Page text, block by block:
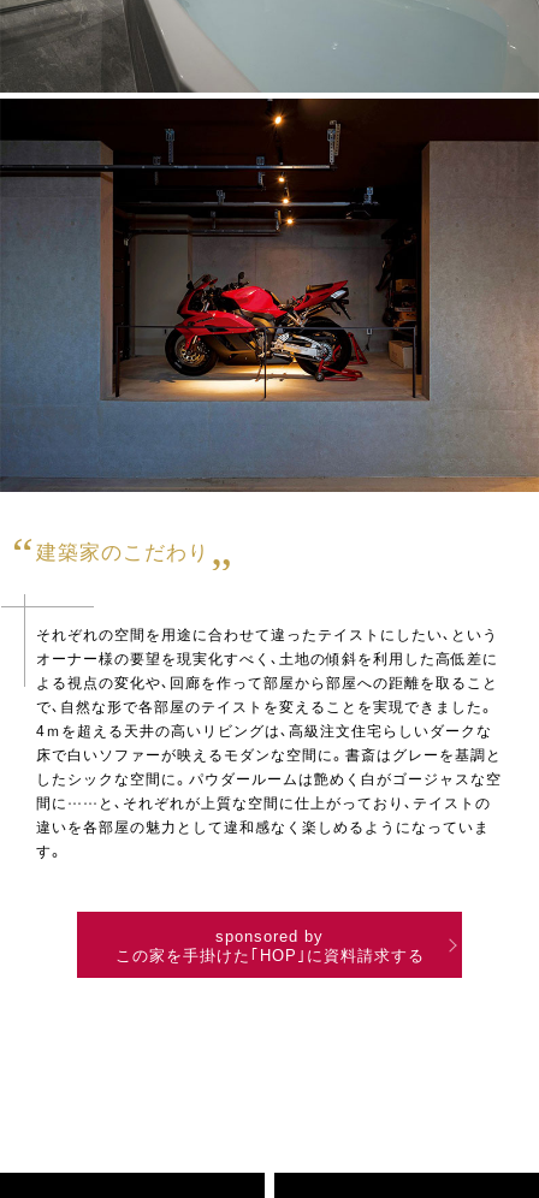
建築家のこだわり
それぞれの空間を用途に合わせて違ったテイストにしたい、という
オーナー様の要望を現実化すべく、土地の傾斜を利用した高低差に
よる視点の変化や、回廊を作って部屋から部屋への距離を取ること
で、自然な形で各部屋のテイストを変えることを実現できました。
4ｍを超える天井の高いリビングは、高級注文住宅らしいダークな
床で白いソファーが映えるモダンな空間に。書斎はグレーを基調と
したシックな空間に。パウダールームは艶めく白がゴージャスな空
間に……と、それぞれが上質な空間に仕上がっており、テイストの
違いを各部屋の魅力として違和感なく楽しめるようになっていま
す。
sponsored by
この家を手掛けた｢HOP｣に資料請求する